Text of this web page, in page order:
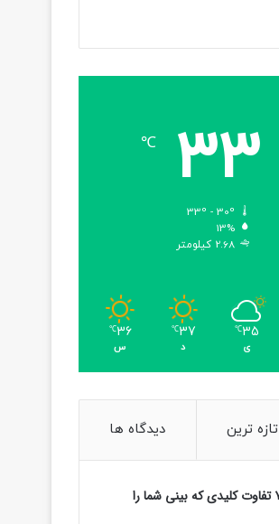
33
℃
13%
2.68 کیلومتر
35
℃
ی
37
℃
د
36
℃
س
تازه ترین دیدگاه ها
جراحی بینی مردانه: ۷ تفاوت کلیدی که بینی شما را